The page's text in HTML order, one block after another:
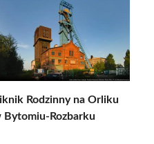
Rodzinny na Orliku
Bytomiu-Rozbarku